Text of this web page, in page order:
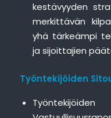
kestävyyden
merkittävän
yhä tärkeämpi
ja sijoittajien
Työntekijöiden